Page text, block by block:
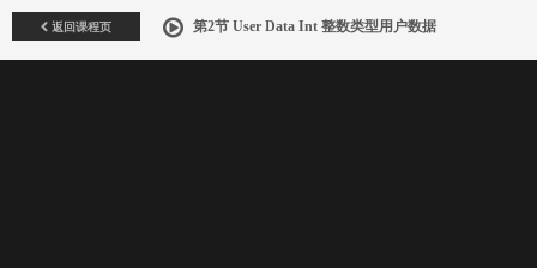
返回课程页 第2节 User Data Int 整数类型用户数据